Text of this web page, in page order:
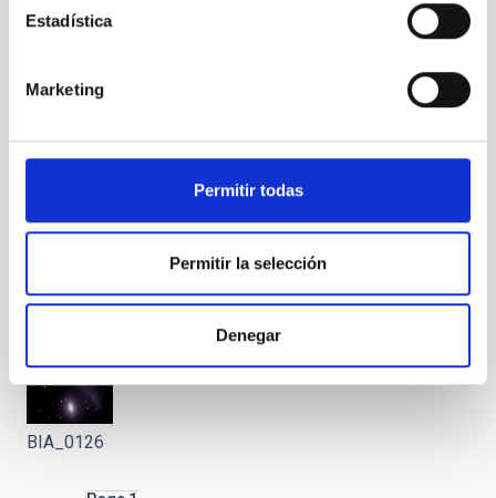
Estadística
Marketing
Permitir todas
Permitir la selección
Denegar
BIA_0122
BIA_0124
BIA_0126